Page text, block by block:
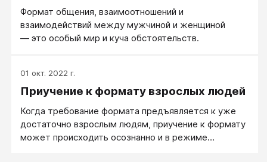
Формат общения, взаимоотношений и
взаимодействий между мужчиной и женщиной
— это особый мир и куча обстоятельств.
01 окт. 2022 г.
Приучение к формату взрослых людей
Когда требование формата предъявляется к уже
достаточно взрослым людям, приучение к формату
может происходить осознанно и в режиме